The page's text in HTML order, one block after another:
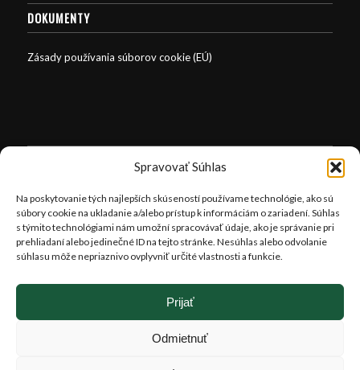
Spravovať Súhlas
Na poskytovanie tých najlepších skúseností používame technológie, ako sú
súbory cookie na ukladanie a/alebo prístup k informáciám o zariadení. Súhlas
s týmito technológiami nám umožní spracovávať údaje, ako je správanie pri
prehliadaní alebo jedinečné ID na tejto stránke. Nesúhlas alebo odvolanie
súhlasu môže nepriaznivo ovplyvniť určité vlastnosti a funkcie.
Prijať
Odmietnuť
DOKUMENTY
Zásady používania súborov cookie (EÚ)
Letné obdobie (1.4. – 30.10.)
Pondelok-Sobota: 8:00-18:00 hod.
Nedeľa: 9:30-16:30 hod.
Zimné obdobie (1.11. – 31.3.)